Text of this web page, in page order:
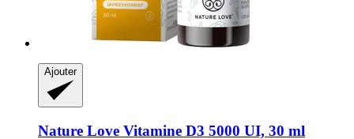
Ajouter
Nature Love Vitamine D3 5000 UI, 30 ml